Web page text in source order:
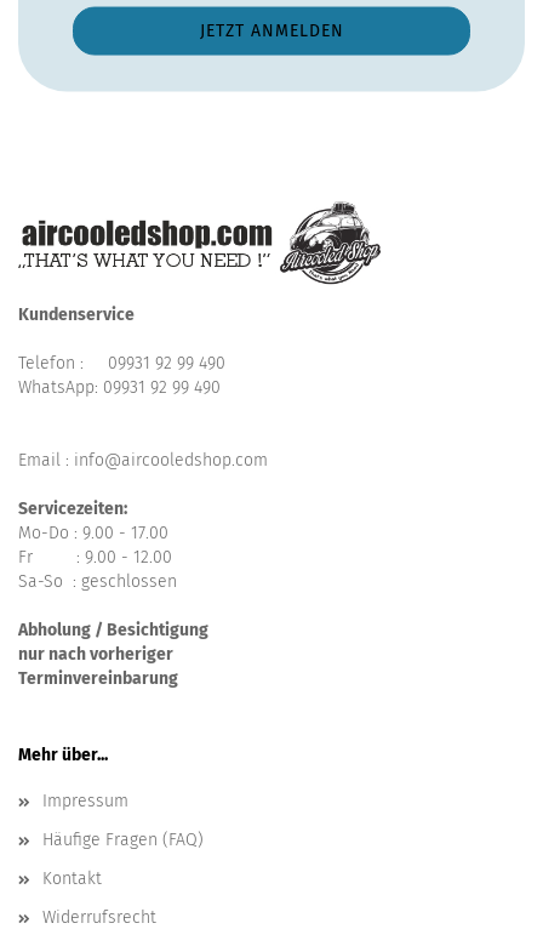
Kundenservice
Telefon : 09931 92 99 490
WhatsApp: 09931 92 99 490
Email : info@aircooledshop.com
Servicezeiten:
Mo-Do : 9.00 - 17.00
Fr : 9.00 - 12.00
Sa-So : geschlossen
Abholung / Besichtigung
nur nach vorheriger
Terminvereinbarung
Mehr über...
Impressum
Häufige Fragen (FAQ)
Kontakt
Widerrufsrecht